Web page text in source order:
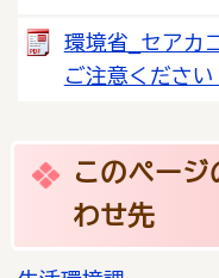
環境省_セアカ
ご注意くださ
このペー
わせ先